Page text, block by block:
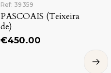
Ref: 39359
PASCOAIS (Teixeira
de)
€450.00